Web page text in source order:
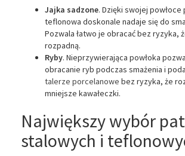
Jajka sadzone. Dzięki swojej powłoce
teflonowa doskonale nadaje się do
Pozwala łatwo je obracać bez ryzyka,
rozpadną.
Ryby. Nieprzywierająca powłoka
obracanie ryb podczas smażenia i
talerze porcelanowe bez ryzyka, że
mniejsze kawałeczki.
Największy wybór
stalowych i